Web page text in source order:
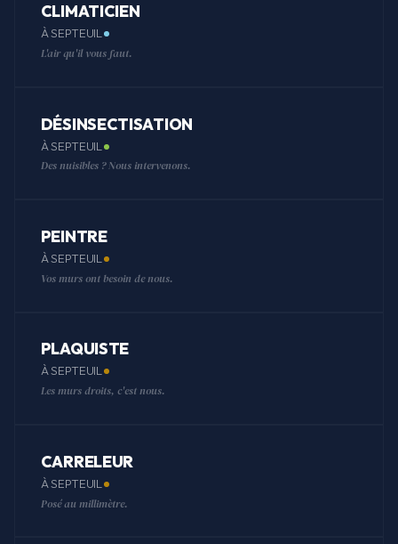
CLIMATICIEN
À SEPTEUIL
L'air qu'il vous faut.
DÉSINSECTISATION
À SEPTEUIL
Des nuisibles ? Nous intervenons.
PEINTRE
À SEPTEUIL
Vos murs ont besoin de nous.
PLAQUISTE
À SEPTEUIL
Les murs droits, c'est nous.
CARRELEUR
À SEPTEUIL
Posé au millimètre.